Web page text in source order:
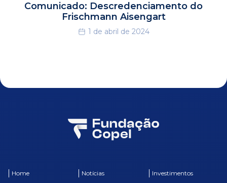
Comunicado: Descredenciamento do
Frischmann Aisengart
1 de abril de 2024
Home Notícias Investimentos